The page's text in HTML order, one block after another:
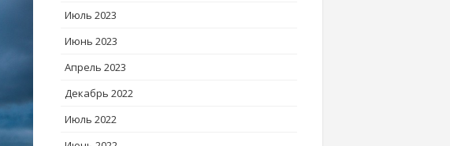
Июль 2023
Июнь 2023
Апрель 2023
Декабрь 2022
Июль 2022